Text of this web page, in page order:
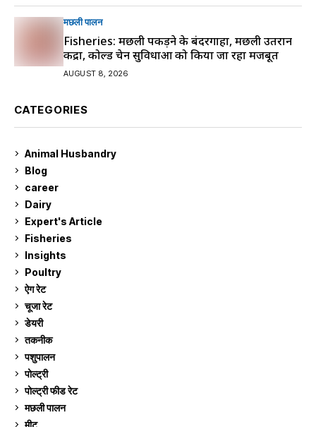
मछली पालन
Fisheries: मछली पकड़ने के बंदरगाहों, मछली उतरान
केंद्रों, कोल्ड चेन सुविधाओं को किया जा रहा मजबूत
AUGUST 8, 2026
CATEGORIES
Animal Husbandry
Blog
career
Dairy
Expert's Article
Fisheries
Insights
Poultry
ऐग रेट
चूजा रेट
डेयरी
तकनीक
पशुपालन
पोल्ट्री
पोल्ट्री फीड रेट
मछली पालन